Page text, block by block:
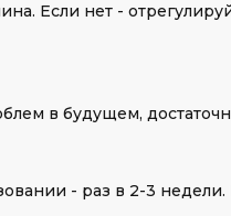
Если нет -
в будущем,
- раз в 2-3 недели.